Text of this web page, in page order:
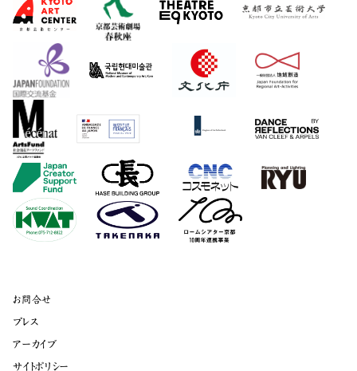
お問合せ
プレス
アーカイブ
サイトポリシー